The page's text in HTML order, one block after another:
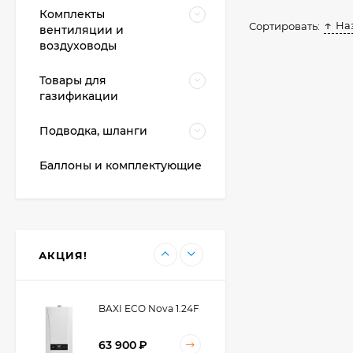
Сортировать:
Комплекты
вентиляции и
воздуховоды
Товары для
газификации
Подводка, шланги
Баллоны и комплектующие
АКЦИЯ!
62 700
60 400
BAXI ECO Life 1.24F
60 900 ₽
BAXI ECO Nova 1.24F
63 900₽